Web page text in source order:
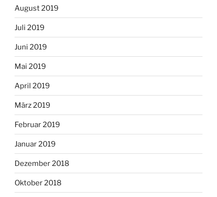
August 2019
Juli 2019
Juni 2019
Mai 2019
April 2019
März 2019
Februar 2019
Januar 2019
Dezember 2018
Oktober 2018